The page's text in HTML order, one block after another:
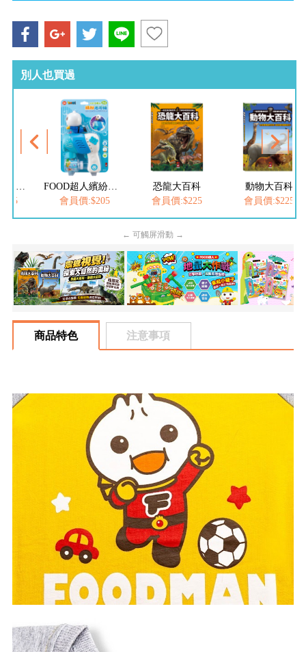
別人也買過
會員價:$205
恐龍大百科
會員價:$225
動物大百科
會員價:$225
← 可觸屏滑動 →
商品特色 注意事項